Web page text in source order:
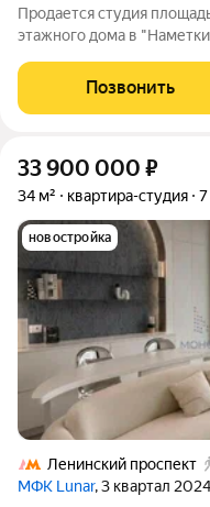
Продается студия
этажного дома в
обслуживанием,
Позвонить
33 900 000 ₽
34 м² квартира-студия 7
новостройка
Ленинский проспект
МФК Lunar, 3 квартал 2024